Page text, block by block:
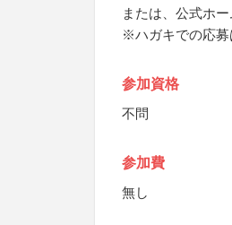
または、公式ホ
※ハガキでの応募
参加資格
不問
参加費
無し